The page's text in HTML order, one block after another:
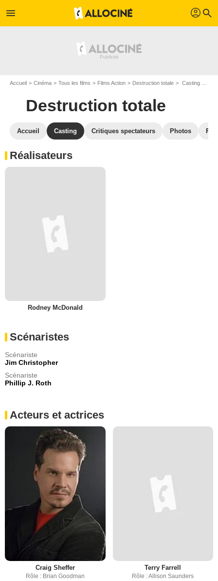
menu profil search
Accueil Cinéma Tous les films Films Action Destruction totale Casting Destruction totale
Destruction totale
Accueil Casting Critiques spectateurs Photos
Réalisateurs
Rodney McDonald
Scénaristes
Scénariste
Jim Christopher
Scénariste
Phillip J. Roth
Acteurs et actrices
Craig Sheffer
Rôle : Brian Goodman
Terry Farrell
Rôle : Allison Saunders